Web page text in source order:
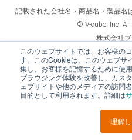
このウェブサイトでは、お客様の
す。このCookieは、このウェブサ
集し、お客様を記憶するために使
ブラウジング体験を改善し、カス
ェブサイトや他のメディアの訪問
目的として利用されます。詳細は
理解
記載された会社名・商品名・製品名
© V-cube, Inc. All
株式会社